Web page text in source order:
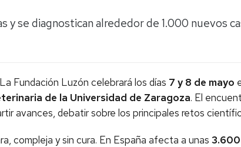
y se diagnostican alrededor de 1.000 nuevos
Fundación Luzón celebrará los días 7 y 8 de mayo
de la Universidad de Zaragoza. El
avances, debatir sobre los principales retos
compleja y sin cura. En España afecta a unas